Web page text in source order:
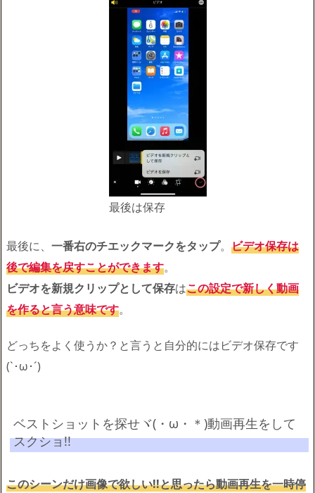
最後は保存
最後に、 一番右のチエックマークをタップ。 ビデオ保存は
後で編集を戻すことができます。
ビデオを新規クリップとして保存はこの設定で新しく動画
を作ると言う意味です。
どっちをよく使うか？と言うと自分的にはビデオ保存です
(`･ω･´)ゞ
ベストショットを探せヾ(・ω・＊)動画再生をして
スクショ!!
このシーンだけ画像で欲しい!!と思ったら動画再生を一時停